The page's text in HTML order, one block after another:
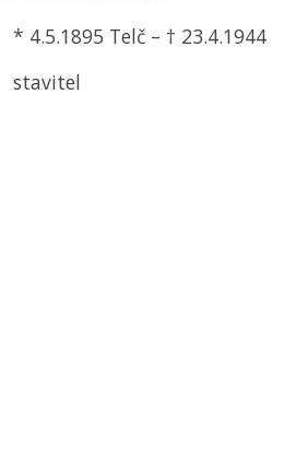
* 4.5.1895 Telč – † 23.4.1944
stavitel